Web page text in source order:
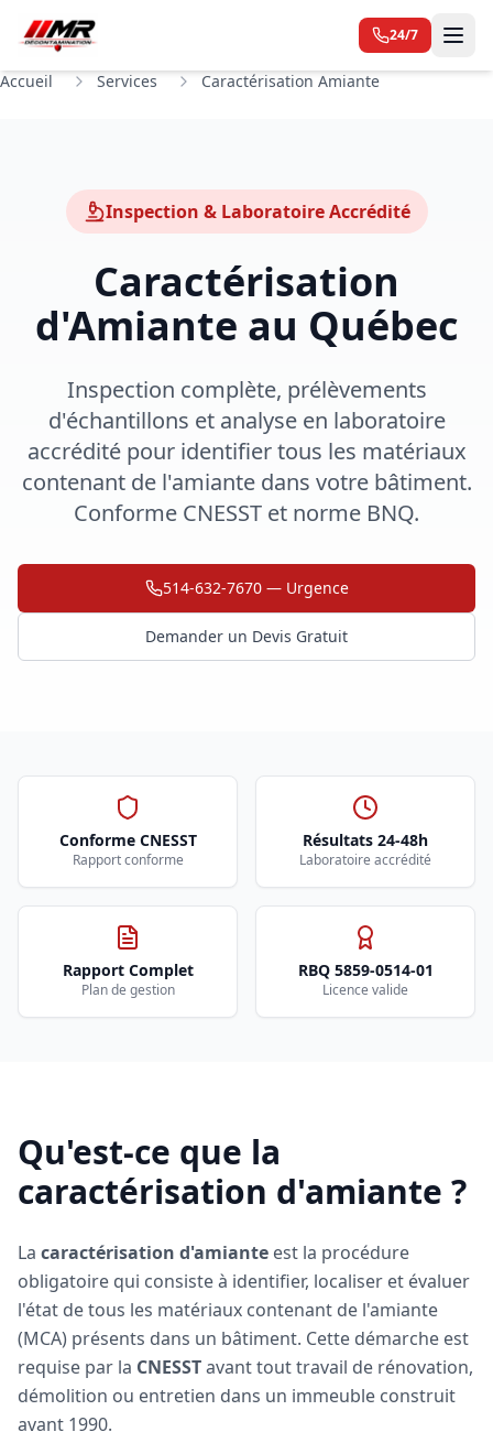
24/7
Accueil Services Caractérisation Amiante
Inspection & Laboratoire Accrédité
Caractérisation
d'Amiante au Québec
Inspection complète, prélèvements
d'échantillons et analyse en laboratoire
accrédité pour identifier tous les matériaux
contenant de l'amiante dans votre bâtiment.
Conforme CNESST et norme BNQ.
514-632-7670 — Urgence
Demander un Devis Gratuit
Conforme CNESST
Rapport conforme
Résultats 24-48h
Laboratoire accrédité
Rapport Complet
Plan de gestion
RBQ 5859-0514-01
Licence valide
Qu'est-ce que la
caractérisation d'amiante ?
La caractérisation d'amiante est la procédure
obligatoire qui consiste à identifier, localiser et évaluer
l'état de tous les matériaux contenant de l'amiante
(MCA) présents dans un bâtiment. Cette démarche est
requise par la CNESSTavant tout travail de rénovation,
démolition ou entretien dans un immeuble construit
avant 1990.